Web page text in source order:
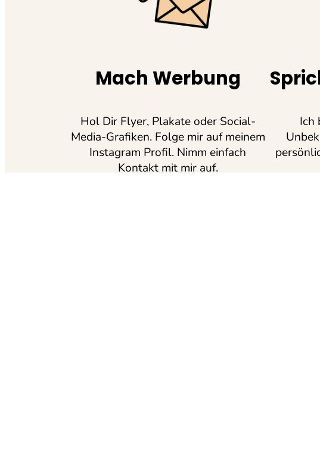
Mach Werbung
Hol Dir Flyer, Plakate oder Social-
Media-Grafiken. Folge mir auf meinem
Instagram Profil. Nimm einfach
Kontakt mit mir auf.
Ich